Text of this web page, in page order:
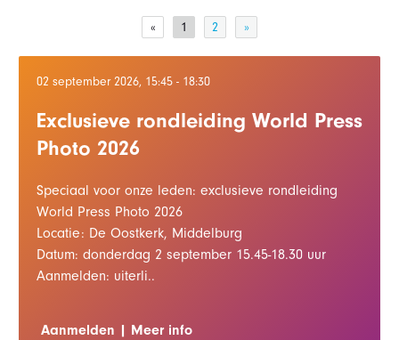
« 1 2 »
02 september 2026, 15:45 - 18:30
Exclusieve rondleiding World Press
Photo 2026
Speciaal voor onze leden: exclusieve rondleiding
World Press Photo 2026
Locatie: De Oostkerk, Middelburg
Datum: donderdag 2 september 15.45-18.30 uur
Aanmelden: uiterli..
Aanmelden Meer info